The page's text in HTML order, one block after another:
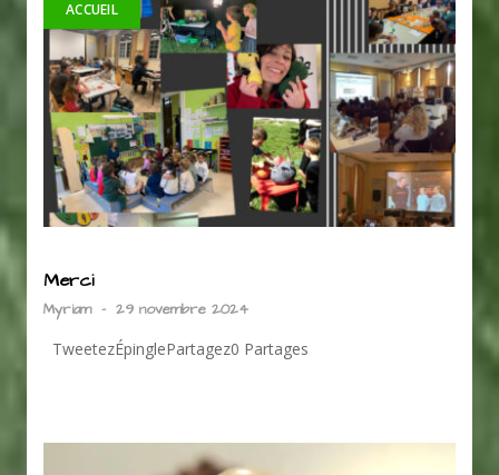
ACCUEIL
Merci
Myriam - 29 novembre 2024
TweetezÉpinglePartagez0 Partages